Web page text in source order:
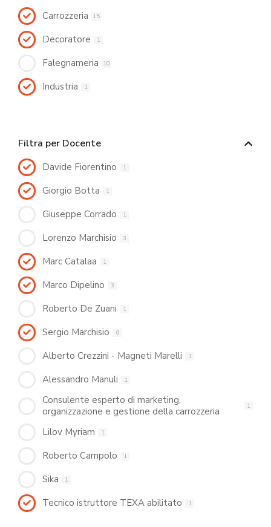
Carrozzeria 15
Decoratore 1
Falegnameria 10
Industria 1
Filtra per Docente
Davide Fiorentino 1
Giorgio Botta 1
Giuseppe Corrado 1
Lorenzo Marchisio 3
Marc Catalaa 1
Marco Dipelino 3
Roberto De Zuani 1
Sergio Marchisio 6
Alberto Crezzini - Magneti Marelli 1
Alessandro Manuli 1
Consulente esperto di marketing,
organizzazione e gestione della carrozzeria
1
Lilov Myriam 1
Roberto Campolo 1
Sika 1
Tecnico istruttore TEXA abilitato 1